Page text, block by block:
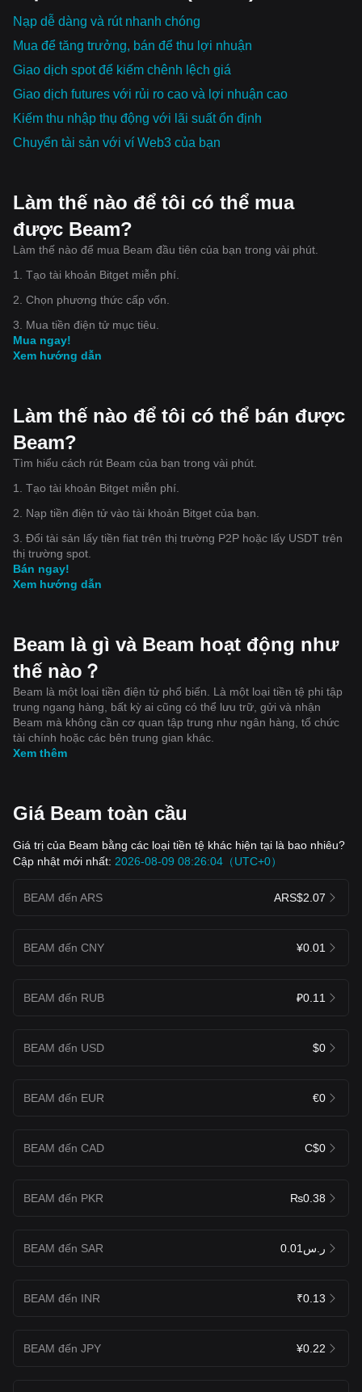
Nạp dễ dàng và rút nhanh chóng
Mua để tăng trưởng, bán để thu lợi nhuận
Giao dịch spot để kiếm chênh lệch giá
Giao dịch futures với rủi ro cao và lợi nhuận cao
Kiếm thu nhập thụ động với lãi suất ổn định
Chuyển tài sản với ví Web3 của bạn
Làm thế nào để tôi có thể mua
được Beam?
Làm thế nào để mua Beam đầu tiên của bạn trong vài phút.
1. Tạo tài khoản Bitget miễn phí.
2. Chọn phương thức cấp vốn.
3. Mua tiền điện tử mục tiêu.
Mua ngay!
Xem hướng dẫn
Làm thế nào để tôi có thể bán được
Beam?
Tìm hiểu cách rút Beam của bạn trong vài phút.
1. Tạo tài khoản Bitget miễn phí.
2. Nạp tiền điện tử vào tài khoản Bitget của bạn.
3. Đổi tài sản lấy tiền fiat trên thị trường P2P hoặc lấy USDT trên
thị trường spot.
Bán ngay!
Xem hướng dẫn
Beam là gì và Beam hoạt động như
thế nào？
Beam là một loại tiền điện tử phổ biến. Là một loại tiền tệ phi tập
trung ngang hàng, bất kỳ ai cũng có thể lưu trữ, gửi và nhận
Beam mà không cần cơ quan tập trung như ngân hàng, tổ chức
tài chính hoặc các bên trung gian khác.
Xem thêm
Giá Beam toàn cầu
Giá trị của Beam bằng các loại tiền tệ khác hiện tại là bao nhiêu?
Cập nhật mới nhất: 2026-08-09 08:26:04（UTC+0）
BEAM đến ARS ARS$2.07
BEAM đến CNY ¥0.01
BEAM đến RUB ₽0.11
BEAM đến USD $0
BEAM đến EUR €0
BEAM đến CAD C$0
BEAM đến PKR ₨0.38
BEAM đến SAR ر.س0.01
BEAM đến INR ₹0.13
BEAM đến JPY ¥0.22